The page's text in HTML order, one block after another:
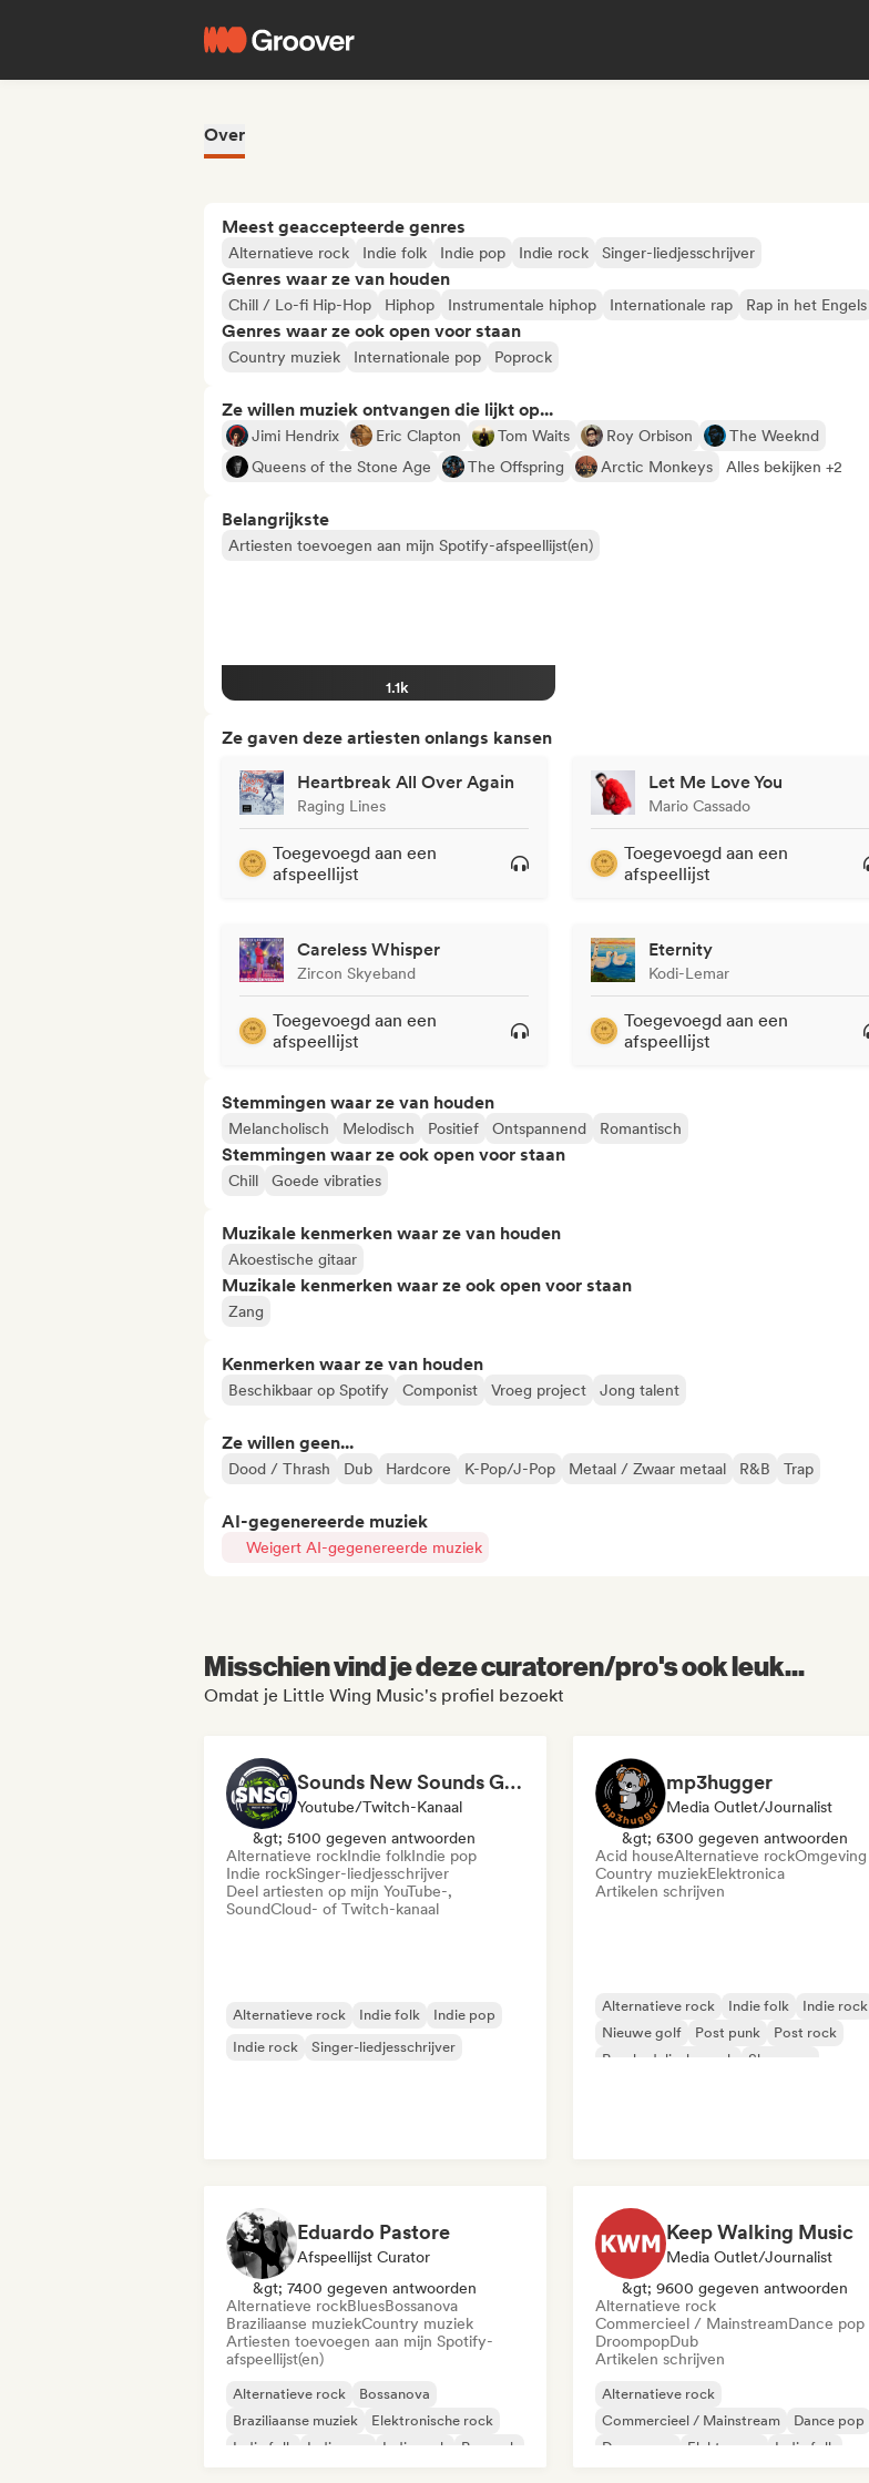
Over
Meest geaccepteerde genres
Alternatieve rock Indie folk Indie pop Indie rock Singer-liedjesschrijver
Genres waar ze van houden
Chill / Lo-fi Hip-Hop Hiphop Instrumentale hiphop Internationale rap Rap in het Engels
Genres waar ze ook open voor staan
Country muziek Internationale pop Poprock
Ze willen muziek ontvangen die lijkt op...
Jimi Hendrix Eric Clapton Tom Waits Roy Orbison
The Weeknd
Queens of the Stone Age
The Offspring Arctic Monkeys Alles bekijken +2
Belangrijkste
Artiesten toevoegen aan mijn Spotify-afspeellijst(en)
1.1k
Ze gaven deze artiesten onlangs kansen
Heartbreak All Over Again
Raging Lines
Toegevoegd aan een
afspeellijst
Let Me Love You
Mario Cassado
Toegevoegd aan een
afspeellijst
Careless Whisper
Zircon Skyeband
Toegevoegd aan een
afspeellijst
Eternity
Kodi-Lemar
Toegevoegd aan een
afspeellijst
Stemmingen waar ze van houden
Melancholisch Melodisch Positief Ontspannend Romantisch
Stemmingen waar ze ook open voor staan
Chill Goede vibraties
Muzikale kenmerken waar ze van houden
Akoestische gitaar
Muzikale kenmerken waar ze ook open voor staan
Zang
Kenmerken waar ze van houden
Beschikbaar op Spotify Componist Vroeg project Jong talent
Ze willen geen...
Dood / Thrash Dub Hardcore K-Pop/J-Pop Metaal / Zwaar metaal R&B Trap
AI-gegenereerde muziek
Weigert AI-gegenereerde muziek
Misschien vind je deze curatoren/pro's ook leuk...
Omdat je Little Wing Music's profiel bezoekt
Sounds New Sounds Good
Youtube/Twitch-Kanaal
&gt; 5100 gegeven antwoorden
Alternatieve rockIndie folkIndie pop
Indie rockSinger-liedjesschrijver
Deel artiesten op mijn YouTube-,
SoundCloud- of Twitch-kanaal
Alternatieve rock Indie folk
Indie pop
Indie rock
Singer-liedjesschrijver
mp3hugger
Media Outlet/Journalist
&gt; 6300 gegeven antwoorden
Acid houseAlternatieve rockOmgeving
Country muziekElektronica
Artikelen schrijven
Alternatieve rock Indie folk
Indie rock
Nieuwe golf
Post punk
Post rock
Psychedelische rock
Shoegaze
Eduardo Pastore
Afspeellijst Curator
&gt; 7400 gegeven antwoorden
Alternatieve rockBluesBossanova
Braziliaanse muziekCountry muziek
Artiesten toevoegen aan mijn Spotify-
afspeellijst(en)
Alternatieve rock
Bossanova
Braziliaanse muziek
Elektronische rock
Indie folk
Indie pop Indie rock Poprock
Keep Walking Music
Media Outlet/Journalist
&gt; 9600 gegeven antwoorden
Alternatieve rock
Commercieel / MainstreamDance pop
DroompopDub
Artikelen schrijven
Alternatieve rock
Commercieel / Mainstream
Dance pop
Droompop
Elektropop
Indie folk